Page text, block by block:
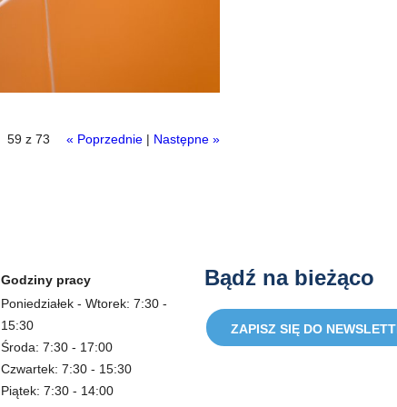
59 z 73 « Poprzednie| Następne »
Godziny pracy
Poniedziałek - Wtorek: 7:30 -
15:30
Środa: 7:30 - 17:00
Czwartek: 7:30 - 15:30
Piątek: 7:30 - 14:00
Bądź na bieżąco
ZAPISZ SIĘ DO